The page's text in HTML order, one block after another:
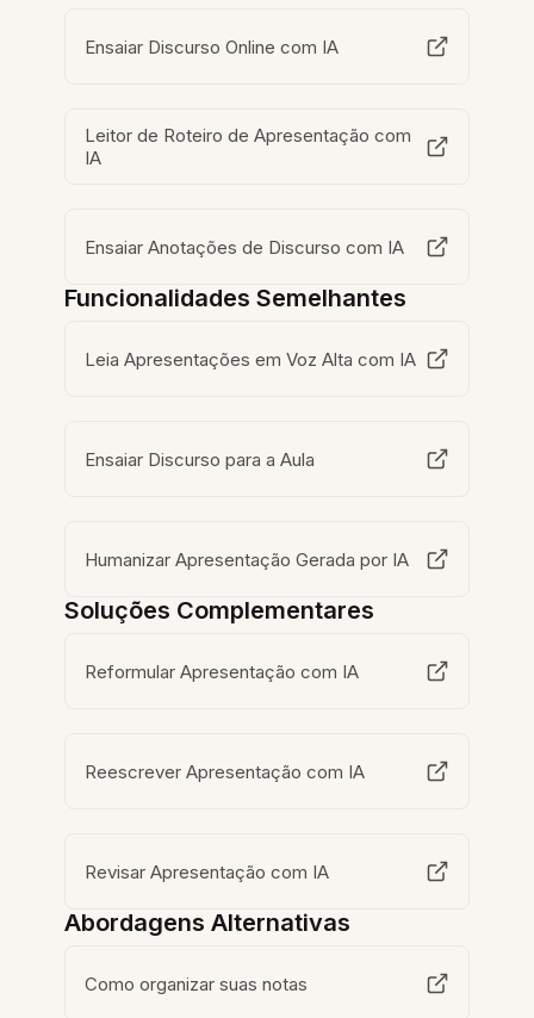
Ensaiar Discurso Online com IA
Leitor de Roteiro de Apresentação com
IA
Ensaiar Anotações de Discurso com IA
Funcionalidades Semelhantes
Leia Apresentações em Voz Alta com IA
Ensaiar Discurso para a Aula
Humanizar Apresentação Gerada por IA
Soluções Complementares
Reformular Apresentação com IA
Reescrever Apresentação com IA
Revisar Apresentação com IA
Abordagens Alternativas
Como organizar suas notas